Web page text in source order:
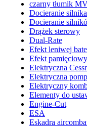
czarny tłumik
Docieranie
Docieranie
Drążek sterowy
Dual-Rate
Efekt leniwej
Efekt pamięciowy
Elektryczna
Elektryczna
Elektryczny
Elementy do
Engine-Cut
ESA
Eskadra